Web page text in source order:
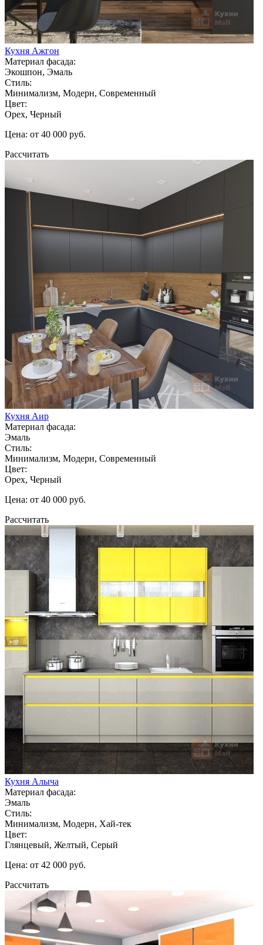
Кухня Ажгон
Материал фасада:
Экошпон, Эмаль
Стиль:
Минимализм, Модерн, Современный
Цвет:
Орех, Черный
Цена: от 40 000 руб.
Рассчитать
Кухня Аир
Материал фасада:
Эмаль
Стиль:
Минимализм, Модерн, Современный
Цвет:
Орех, Черный
Цена: от 40 000 руб.
Рассчитать
Кухня Алыча
Материал фасада:
Эмаль
Стиль:
Минимализм, Модерн, Хай-тек
Цвет:
Глянцевый, Желтый, Серый
Цена: от 42 000 руб.
Рассчитать